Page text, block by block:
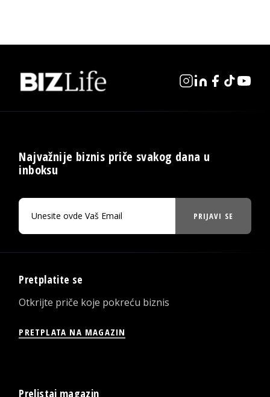
Najvažnije biznis priče svakog dana u
inboksu
PRIJAVI SE
Pretplatite se
Otkrijte priče koje pokreću biznis
PRETPLATA NA MAGAZIN
Prelistaj magazin